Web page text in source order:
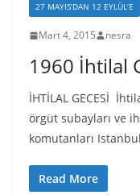
27 MAYIS’DAN 12 EYLÜL’E
Mart 4, 2015 nesra
1960 İhtilal
İHTİLAL GECESİ
örgüt subayları ve
komutanları
Read More